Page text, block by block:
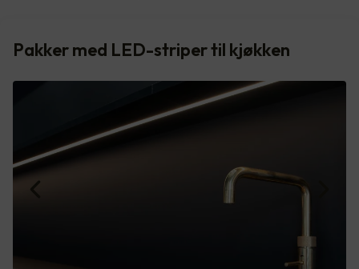
Pakker med LED-striper til kjøkken